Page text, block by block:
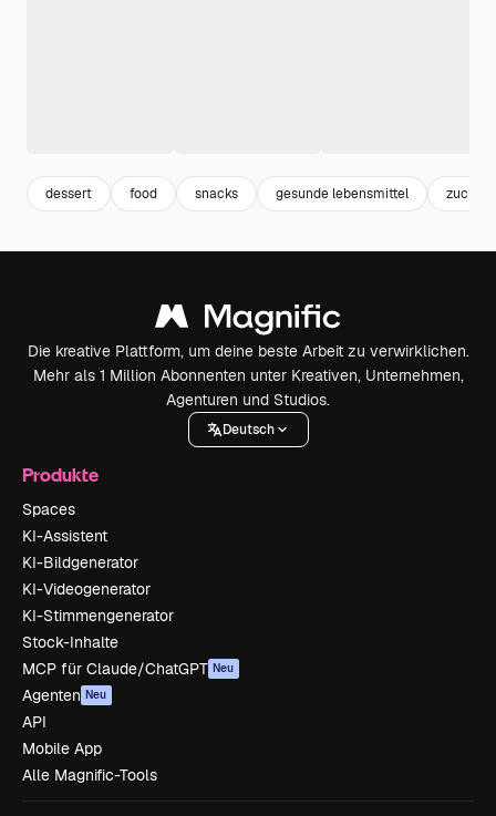
dessert food snacks gesunde lebensmittel zucker
Die kreative Plattform, um deine beste Arbeit zu verwirklichen.
Mehr als 1 Million Abonnenten unter Kreativen, Unternehmen,
Agenturen und Studios.
Deutsch
Produkte
Spaces
KI-Assistent
KI-Bildgenerator
KI-Videogenerator
KI-Stimmengenerator
Stock-Inhalte
MCP für Claude/ChatGPT Neu
Agenten Neu
API
Mobile App
Alle Magnific-Tools